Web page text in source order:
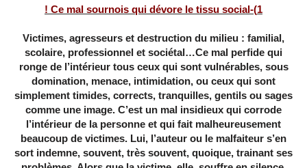
1)-Ce mal sournois qui dévore le tissu social !
Victimes, agresseurs et destruction du milieu : familial,
scolaire, professionnel et sociétal…Ce mal perfide qui
ronge de l’intérieur tous ceux qui sont vulnérables, sous
domination, menace, intimidation, ou ceux qui sont
simplement timides, corrects, tranquilles, gentils ou sages
comme une image. C’est un mal insidieux qui corrode
l’intérieur de la personne et qui fait malheureusement
beaucoup de victimes. Lui, l’auteur ou le malfaiteur s’en
sort indemne, souvent, très souvent, quoique, trainant ses